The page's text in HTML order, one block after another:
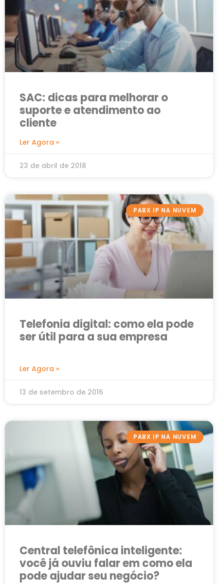
SAC: dicas para melhorar o
suporte e atendimento ao
cliente
Ler Agora »
23 de abril de 2018
PABX IP NA NUVEM
Telefonia digital: como ela pode
ser útil para a sua empresa
Ler Agora »
13 de setembro de 2016
PABX IP NA NUVEM
Central telefônica inteligente:
você já ouviu falar em como ela
pode ajudar seu negócio?